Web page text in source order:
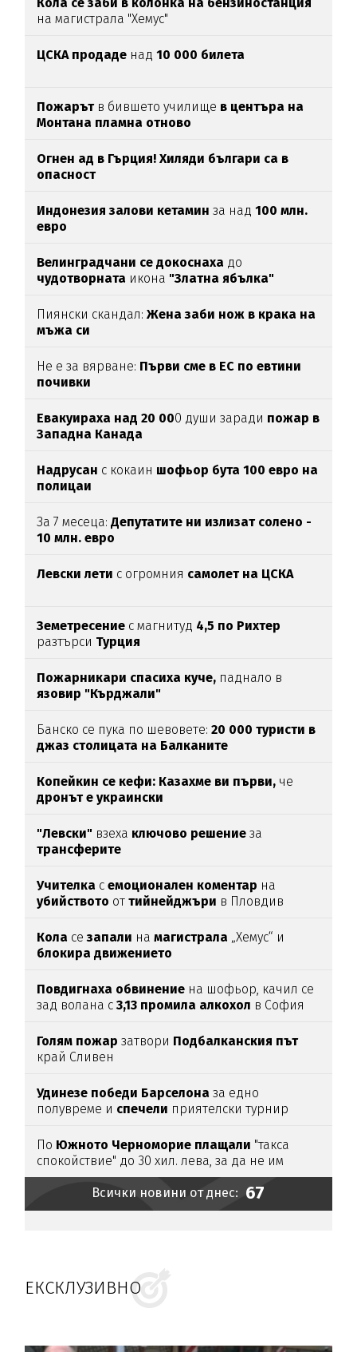
на магистрала "Хемус"
ЦСКА продаде над10 000 билета
Пожарът в бившето училище в центъра на
Монтана пламна отново
Огнен ад в Гърция! Хиляди българи са в
опасност
Индонезия залови кетамин за над100 млн.
евро
Велинградчани се докоснаха до
чудотворната икона "Златна ябълка"
Пиянски скандал:Жена заби нож в крака на
мъжа си
Не е за вярване: Първи сме в ЕС по евтини
почивки
Евакуираха над 20 000 души заради пожар в
Западна Канада
Надрусан с кокаин шофьор бута 100 евро на
полицаи
За 7 месеца: Депутатите ни излизат солено -
10 млн. евро
Левски лети с огромния самолет на ЦСКА
Земетресение с магнитуд 4,5 по Рихтер
разтърси Турция
Пожарникари спасиха куче, паднало в
язовир "Кърджали"
Банско се пука по шевовете:20 000 туристи в
джаз столицата на Балканите
Копейкин се кефи: Казахме ви първи, че
дронът е украински
"Левски" взеха ключово решение за
трансферите
Учителка семоционален коментар на
убийството оттийнейджъри в Пловдив
Кола сезапали намагистрала „Хемус“ и
блокира движението
Повдигнаха обвинение на шофьор, качил се
зад волана с3,13 промила алкохол в София
Голям пожар затвори Подбалканския път
край Сливен
Удинезе победи Барселона за едно
полувреме и спечели приятелски турнир
По Южното Черноморие плащали "такса
спокойствие" до 30 хил. лева, за да не им
спират водата (подробности)
Всички новини от днес: 67
ЕКСКЛУЗИВНО